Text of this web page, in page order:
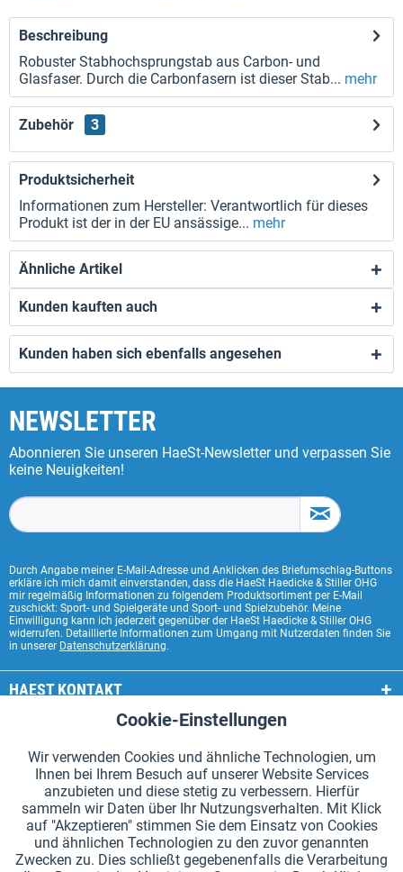
Beschreibung
Robuster Stabhochsprungstab aus Carbon- und
Glasfaser. Durch die Carbonfasern ist dieser Stab... mehr
Zubehör 3
Produktsicherheit
Informationen zum Hersteller: Verantwortlich für dieses
Produkt ist der in der EU ansässige... mehr
Ähnliche Artikel
Kunden kauften auch
Kunden haben sich ebenfalls angesehen
NEWSLETTER
Abonnieren Sie unseren HaeSt-Newsletter und verpassen Sie
keine Neuigkeiten!
Durch Angabe meiner E-Mail-Adresse und Anklicken des Briefumschlag-Buttons
erkläre ich mich damit einverstanden, dass die HaeSt Haedicke & Stiller OHG
mir regelmäßig Informationen zu folgendem Produktsortiment per E-Mail
zuschickt: Sport- und Spielgeräte und Sport- und Spielzubehör. Meine
Einwilligung kann ich jederzeit gegenüber der HaeSt Haedicke & Stiller OHG
widerrufen. Detaillierte Informationen zum Umgang mit Nutzerdaten finden Sie
in unserer Datenschutzerklärung.
HAEST KONTAKT
HAEST SHOP SERVICE
ALLGEMEINE INFORMATIONEN
ZAHLUNGSARTEN
*Alle Preise inkl. Mehrwertsteuer zzgl.Versandkosten.
Aktiv
Tracking Aktiv
Cookie-Einstellungen
Wir verwenden Cookies und ähnliche Technologien, um
Ihnen bei Ihrem Besuch auf unserer Website Services
anzubieten und diese stetig zu verbessern. Hierfür
sammeln wir Daten über Ihr Nutzungsverhalten. Mit Klick
auf "Akzeptieren" stimmen Sie dem Einsatz von Cookies
und ähnlichen Technologien zu den zuvor genannten
Zwecken zu. Dies schließt gegebenenfalls die Verarbeitung